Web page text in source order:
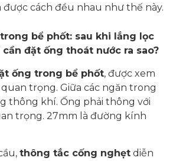
được cách đều nhau như thế này.
bể phốt: sau khi lắng lọc
đặt ống thoát nước ra sao?
ống trong bể phốt, được xem
trọng. Giữa các ngăn trong
thông khí. Ống phải thông với
trọng. 27mm là đường kính
thông tắc cống nghẹt diễn